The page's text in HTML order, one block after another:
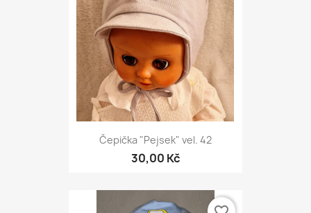
Čepička "Pejsek" vel. 42
30,00 Kč